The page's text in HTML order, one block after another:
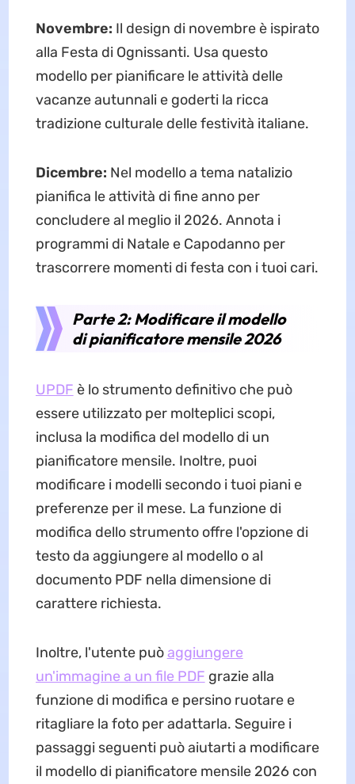
Novembre: Il design di novembre è ispirato
alla Festa di Ognissanti. Usa questo
modello per pianificare le attività delle
vacanze autunnali e goderti la ricca
tradizione culturale delle festività italiane.
Dicembre: Nel modello a tema natalizio
pianifica le attività di fine anno per
concludere al meglio il 2026. Annota i
programmi di Natale e Capodanno per
trascorrere momenti di festa con i tuoi cari.
Parte 2: Modificare il modello
di pianificatore mensile 2026
UPDF è lo strumento definitivo che può
essere utilizzato per molteplici scopi,
inclusa la modifica del modello di un
pianificatore mensile. Inoltre, puoi
modificare i modelli secondo i tuoi piani e
preferenze per il mese. La funzione di
modifica dello strumento offre l'opzione di
testo da aggiungere al modello o al
documento PDF nella dimensione di
carattere richiesta.
Inoltre, l'utente puòaggiungere
un'immagine a un file PDF grazie alla
funzione di modifica e persino ruotare e
ritagliare la foto per adattarla. Seguire i
passaggi seguenti può aiutarti a modificare
il modello di pianificatore mensile 2026 con